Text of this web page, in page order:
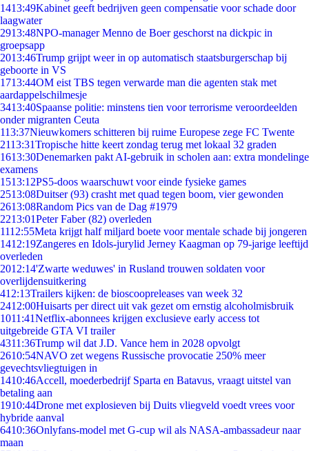
1413:49Kabinet geeft bedrijven geen compensatie voor schade door
laagwater
2913:48NPO-manager Menno de Boer geschorst na dickpic in
groepsapp
2013:46Trump grijpt weer in op automatisch staatsburgerschap bij
geboorte in VS
1713:44OM eist TBS tegen verwarde man die agenten stak met
aardappelschilmesje
3413:40Spaanse politie: minstens tien voor terrorisme veroordeelden
onder migranten Ceuta
113:37Nieuwkomers schitteren bij ruime Europese zege FC Twente
2113:31Tropische hitte keert zondag terug met lokaal 32 graden
1613:30Denemarken pakt AI-gebruik in scholen aan: extra mondelinge
examens
1513:12PS5-doos waarschuwt voor einde fysieke games
2513:08Duitser (93) crasht met quad tegen boom, vier gewonden
2613:08Random Pics van de Dag #1979
2213:01Peter Faber (82) overleden
1112:55Meta krijgt half miljard boete voor mentale schade bij jongeren
1412:19Zangeres en Idols-jurylid Jerney Kaagman op 79-jarige leeftijd
overleden
2012:14'Zwarte weduwes' in Rusland trouwen soldaten voor
overlijdensuitkering
412:13Trailers kijken: de bioscoopreleases van week 32
2412:00Huisarts per direct uit vak gezet om ernstig alcoholmisbruik
1011:41Netflix-abonnees krijgen exclusieve early access tot
uitgebreide GTA VI trailer
4311:36Trump wil dat J.D. Vance hem in 2028 opvolgt
2610:54NAVO zet wegens Russische provocatie 250% meer
gevechtsvliegtuigen in
1410:46Accell, moederbedrijf Sparta en Batavus, vraagt uitstel van
betaling aan
1910:44Drone met explosieven bij Duits vliegveld voedt vrees voor
hybride aanval
6410:36Onlyfans-model met G-cup wil als NASA-ambassadeur naar
maan